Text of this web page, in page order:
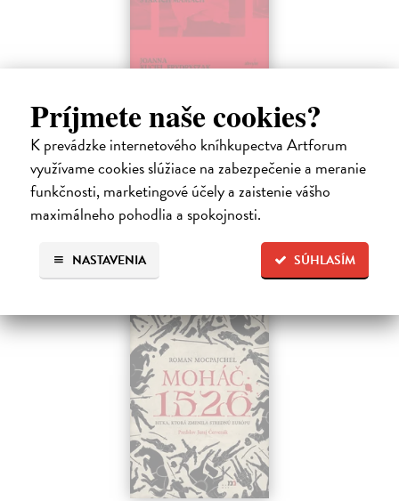
Príjmete naše cookies?
K prevádzke internetového kníhkupectva Artforum
využívame cookies slúžiace na zabezpečenie a meranie
funkčnosti, marketingové účely a zaistenie vášho
maximálneho pohodlia a spokojnosti.
SÚHLASÍM
NASTAVENIA
Sedliačky
Kuciel-Frydryszak Joanna| Kniha
„Neplač, dieťa moje. Každá žena je otrokyňa, tak ani ty nebudeš
vyvolená,“ hovorí babka svojej mladej vnučke.
Na sklade
23,66 €